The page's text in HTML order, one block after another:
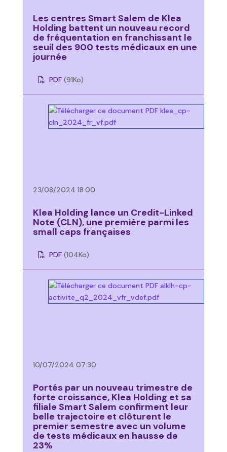
Les centres Smart Salem de Klea
Holding battent un nouveau record
de fréquentation en franchissant le
seuil des 900 tests médicaux en une
journée
PDF (91Ko)
23/08/2024 18:00
Klea Holding lance un Credit-Linked
Note (CLN), une première parmi les
small caps françaises
PDF (104Ko)
10/07/2024 07:30
Portés par un nouveau trimestre de
forte croissance, Klea Holding et sa
filiale Smart Salem confirment leur
belle trajectoire et clôturent le
premier semestre avec un volume
de tests médicaux en hausse de
23%